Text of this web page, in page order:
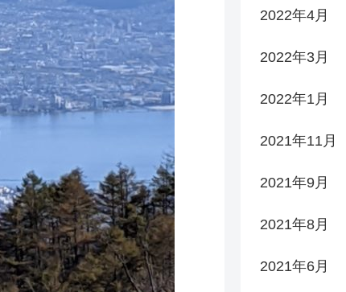
2022年4月
2022年3月
2022年1月
2021年11月
2021年9月
2021年8月
2021年6月